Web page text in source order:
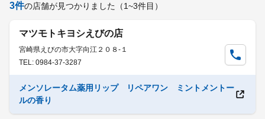
3件の店舗が見つかりました （1~3件目）
マツモトキヨシえびの店
宮崎県えびの市大字向江２０８-１
TEL: 0984-37-3287
メンソレータム薬用リップ リペアワン ミントメントー
ルの香り